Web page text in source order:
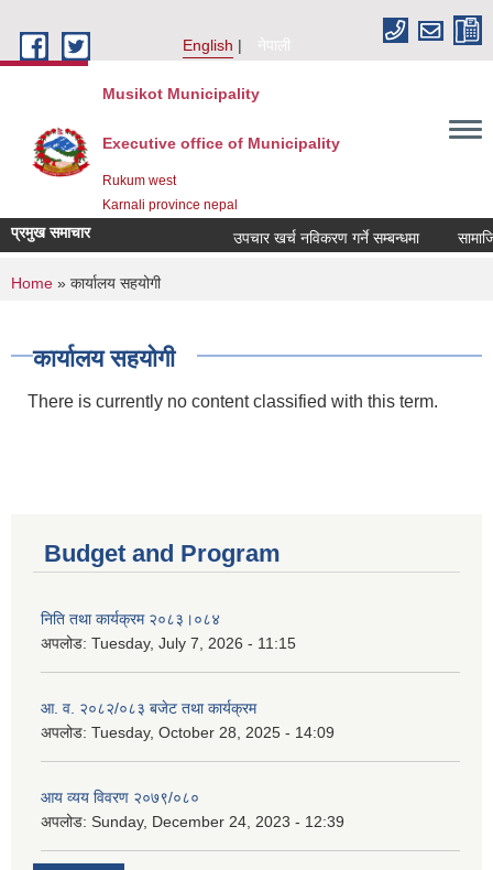
English
नेपाली
Musikot Municipality
Executive office of Municipality
Rukum west
Karnali province nepal
प्रमुख समाचार उपचार खर्च नविकरण गर्ने सम्बन्धमा
You are here
Home » कार्यालय सहयोगी
कार्यालय सहयोगी
There is currently no content classified with this term.
Budget and Program
निति तथा कार्यक्रम २०८३।०८४
अपलोड: Tuesday, July 7, 2026 - 11:15
आ. व. २०८२/०८३ बजेट तथा कार्यक्रम
अपलोड: Tuesday, October 28, 2025 - 14:09
आय व्यय विवरण २०७९/०८०
अपलोड: Sunday, December 24, 2023 - 12:39